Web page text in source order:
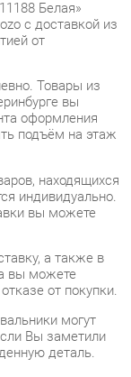
Товары из
вы
на этаж
находящихся
индивидуально.
вы можете
а также в
можете
от покупки.
могут
Вы заметили
деталь.
с момента